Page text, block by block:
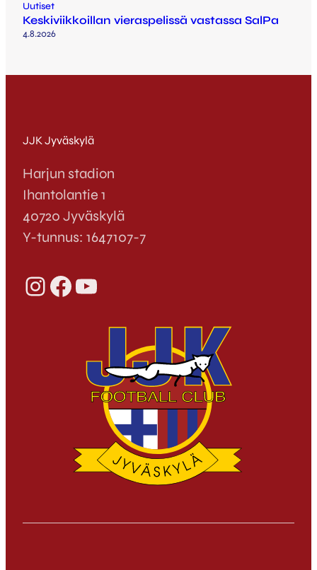
Uutiset
Keskiviikkoillan vieraspelissä vastassa SalPa
4.8.2026
JJK Jyväskylä
Harjun stadion
Ihantolantie 1
40720 Jyväskylä
Y-tunnus: 1647107-7
InstagramFacebook YouTube